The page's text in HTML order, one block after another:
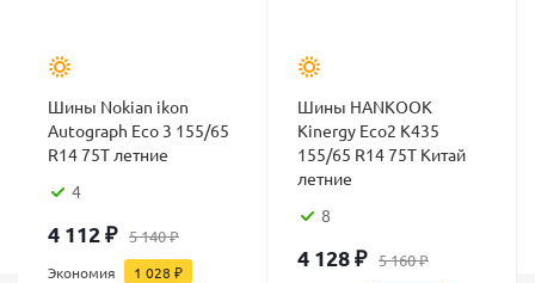
Шины Nokian ikon
Autograph Eco 3 155/65
R14 75T летние
4
4 112 ₽ 5 140₽
Экономия 1 028 ₽
Шины HANKOOK
Kinergy Eco2 K435
155/65 R14 75T Китай
летние
8
4 128₽ 5 160₽